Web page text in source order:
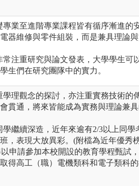
專業至進階專業課程皆有循序漸進的
器維修與零件組裝，而是兼具理論
常注重研究與論文發表，大學學生可
生們在研究團隊中的實力。
學理觀念的探討，亦注重實務技術的
貫通，將來皆能成為實務與理論兼
學繼續深造，近年來逾有2/3以上同學
，表現大放異彩。(附檔為近年優秀
申請參加本校開設的教育學程甄試
得高工（職）電機類科和電子類科